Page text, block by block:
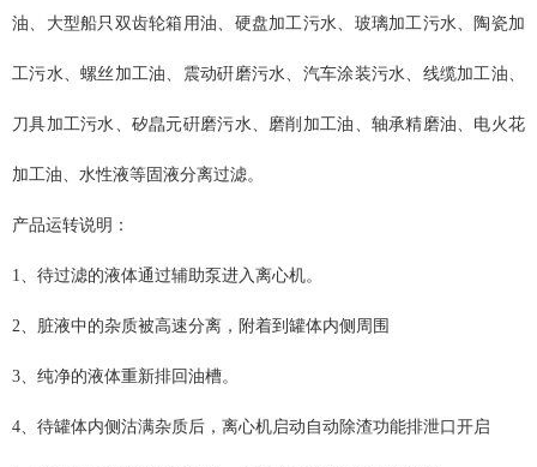
油、大型船只双齿轮箱用油、硬盘加工污水、玻璃加工污水、陶瓷加
工污水、螺丝加工油、震动硏磨污水、汽车涂装污水、线缆加工油、
刀具加工污水、矽皛元硏磨污水、磨削加工油、轴承精磨油、电火花
加工油、水性液等固液分离过滤。
产品运转说明：
1、待过滤的液体通过辅助泵进入离心机。
2、脏液中的杂质被高速分离，附着到罐体内侧周围
3、纯净的液体重新排回油槽。
4、待罐体内侧沽满杂质后，离心机启动自动除渣功能排泄口开启